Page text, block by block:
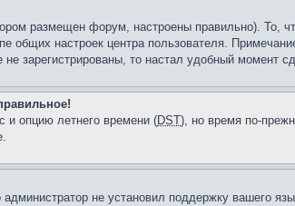
размещен форум, настроены правильно).
общих настроек центра пользователя.
зарегистрированы, то настал удобный момент
и опцию летнего времени (DST), но время по-
администратор не установил поддержку вашего